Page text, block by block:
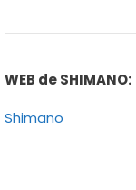
WEB de SHIMANO:
Shimano